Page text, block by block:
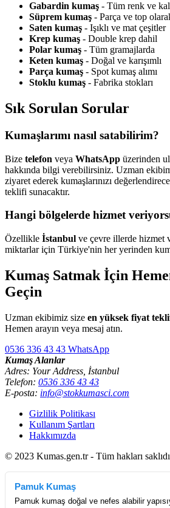
Gabardin kumaş - Tüm renk ve
Süprem kumaş - Parça ve top
Saten kumaş - Işıklı ve mat çeşitler
Krep kumaş - Double krep dahil
Polar kumaş - Tüm gramajlarda
Keten kumaş - Doğal ve karışımlı
Parça kumaş - Spot kumaş alımı
Stoklu kumaş - Fabrika stokları
Sık Sorulan Sorular
Kumaşlarımı nasıl satabilirim?
Bize telefon veya WhatsApp üzerinden
hakkında bilgi verebilirsiniz. Uzman
ziyaret ederek kumaşlarınızı
teklifi sunacaktır.
Hangi bölgelerde hizmet
Özellikle İstanbul ve çevre illerde hizmet
miktarlar için Türkiye'nin her yerinden
Kumaş Satmak İçin
Geçin
Uzman ekibimiz size en yüksek fiyat
Hemen arayın veya mesaj atın.
0536 336 43 43 WhatsApp
Kumaş Alanlar
Adres: Your Address, İstanbul
Telefon: 0536 336 43 43
E-posta: info@stokkumasci.com
Gizlilik Politikası
Kullanım Şartları
Hakkımızda
© 2023 Kumas.gen.tr - Tüm hakları
Pamuk Kumaş
Pamuk kumaş doğal ve nefes alabilir